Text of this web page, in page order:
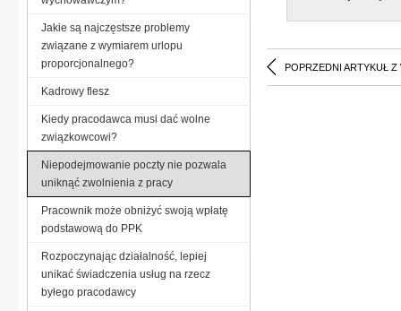
POPRZEDNI ARTYKUŁ Z
Jakie są najczęstsze problemy
związane z wymiarem urlopu
proporcjonalnego?
Kadrowy flesz
Kiedy pracodawca musi dać wolne
związkowcowi?
Niepodejmowanie poczty nie pozwala
uniknąć zwolnienia z pracy
Pracownik może obniżyć swoją wpłatę
podstawową do PPK
Rozpoczynając działalność, lepiej
unikać świadczenia usług na rzecz
byłego pracodawcy